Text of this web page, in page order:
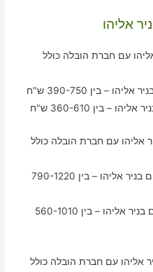
אליהו
דירה חדר 1 בניר אליהו עם חברת הובלה כולל
דירת 2 חדרים בניר אליהו עם חברת הובלה כולל
טווח המחירים להובלת דירת 2 חדרים בניר אליהו – בין 790-1220
טווח המחירים לאריזה דירת 2 חדרים בניר אליהו – בין 560-1010
דירת 3 חדרים בניר אליהו עם חברת הובלה כולל